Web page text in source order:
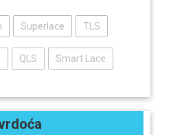
Superlace TLS
QLS Smart Lace